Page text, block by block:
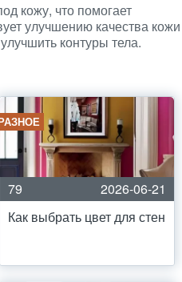
кожу, что помогает
улучшению качества кожи
контуры тела.
79
2026-06-21
Как выбрать цвет для стен